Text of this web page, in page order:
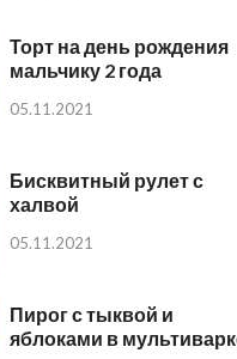
Торт на день рождения
мальчику 2 года
05.11.2021
Бисквитный рулет с
халвой
05.11.2021
Пирог с тыквой и
яблоками в